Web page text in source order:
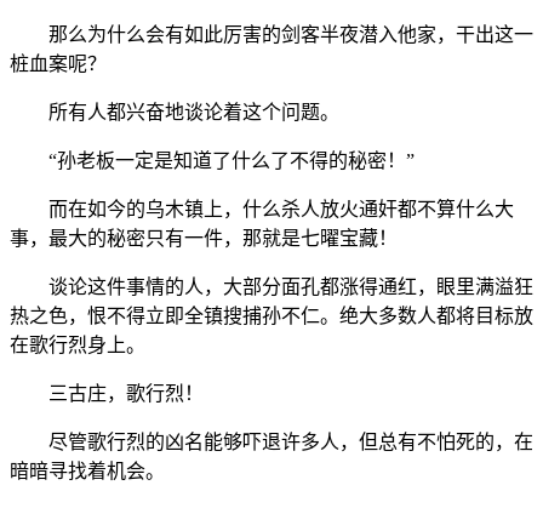
那么为什么会有如此厉害的剑客半夜潜入他家，干出这一
桩血案呢？
所有人都兴奋地谈论着这个问题。
“孙老板一定是知道了什么了不得的秘密！”
而在如今的乌木镇上，什么杀人放火通奸都不算什么大
事，最大的秘密只有一件，那就是七曜宝藏！
谈论这件事情的人，大部分面孔都涨得通红，眼里满溢狂
热之色，恨不得立即全镇搜捕孙不仁。绝大多数人都将目标放
在歌行烈身上。
三古庄，歌行烈！
尽管歌行烈的凶名能够吓退许多人，但总有不怕死的，在
暗暗寻找着机会。